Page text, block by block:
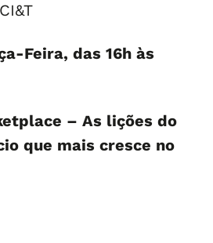
Feira, das 16h às
– As lições do
que mais cresce no